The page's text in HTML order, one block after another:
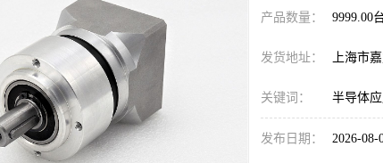
产品数量： 9999.00
发货地址： 上海市
关键词： 半导体
发布日期： 2026-08-